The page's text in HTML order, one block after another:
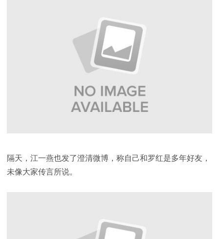
隔天，江一燕也发了澄清微博，称自己和罗红是多年好友，
未像大家传言所说。